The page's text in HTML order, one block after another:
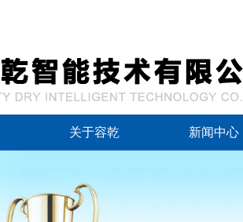
关于容乾 新闻中心